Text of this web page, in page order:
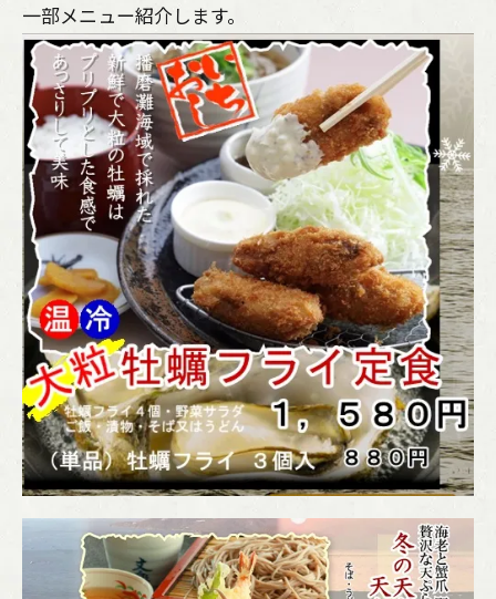
一部メニュー紹介します。